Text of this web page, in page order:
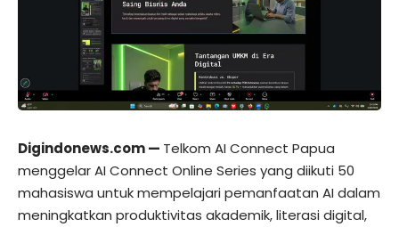
Digindonews.com— Telkom AI Connect Papua
menggelar AI Connect Online Series yang diikuti 50
mahasiswa untuk mempelajari pemanfaatan AI dalam
meningkatkan produktivitas akademik, literasi digital,